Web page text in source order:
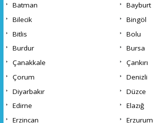
Batman
Bayburt
Bilecik
Bingöl
Bitlis
Bolu
Burdur
Bursa
Çanakkale
Çankırı
Çorum
Denizli
Diyarbakır
Düzce
Edirne
Elazığ
Erzincan
Erzurum